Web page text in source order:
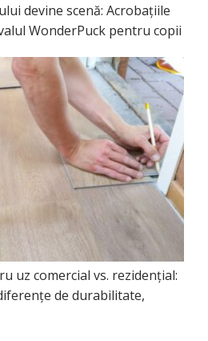
devine scenă: Acrobațiile
WonderPuck pentru copii
uz comercial vs. rezidențial:
de durabilitate,